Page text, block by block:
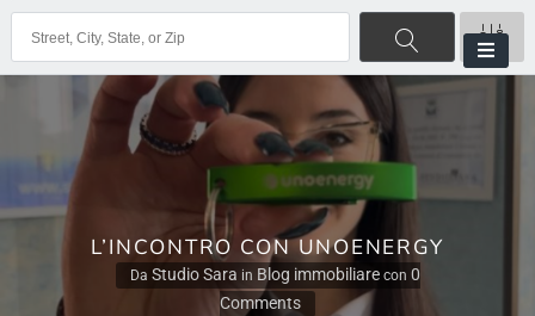
L’INCONTRO CON UNOENERGY
Da Studio Sara in Blog immobiliarecon 0
Comments